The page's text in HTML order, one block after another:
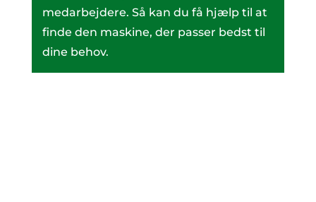
medarbejdere. Så kan du få hjælp til at
finde den maskine, der passer bedst til
dine behov.